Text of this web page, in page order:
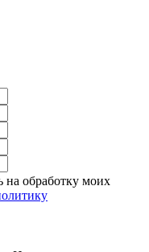
на обработку моих